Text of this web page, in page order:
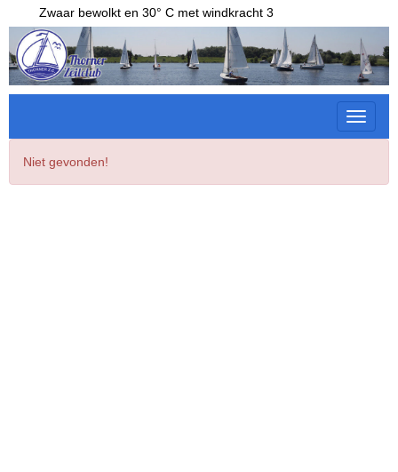
Zwaar bewolkt en 30° C met windkracht 3
Toggle
Niet gevonden!